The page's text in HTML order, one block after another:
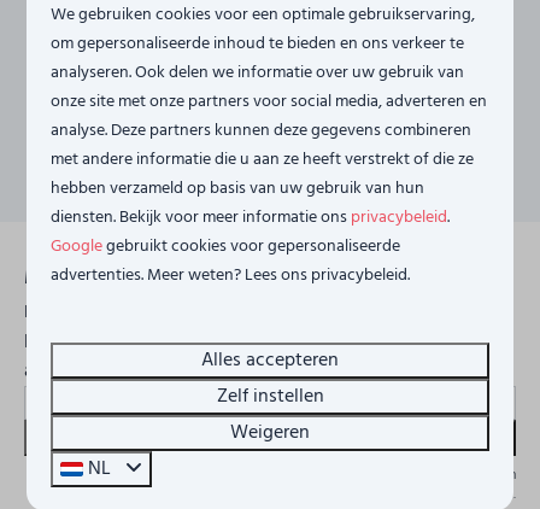
Ja, ik wil me aanmelden voor de nieuwsbrief
Bericht versturen
Beveiligd door reCaptcha,privacybeleidenservicevoorwaardenzijn van
toepassing.
Meld je aan voor onze
nieuwsbrief
Blijf op de hoogte en ontvang de laatste
acties!
Versturen
Beveiligd door reCaptcha,
zijn van
toepassing.
We gebruiken cookies voor een optimale gebruikservaring,
om gepersonaliseerde inhoud te bieden en ons verkeer te
analyseren. Ook delen we informatie over uw gebruik van
onze site met onze partners voor social media, adverteren en
analyse. Deze partners kunnen deze gegevens combineren
met andere informatie die u aan ze heeft verstrekt of die ze
hebben verzameld op basis van uw gebruik van hun
diensten. Bekijk voor meer informatie onsprivacybeleid.
Googlegebruikt cookies voor gepersonaliseerde
advertenties. Meer weten? Lees ons privacybeleid.
Alles accepteren
Zelf instellen
Weigeren
NL